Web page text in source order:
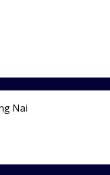
Nai